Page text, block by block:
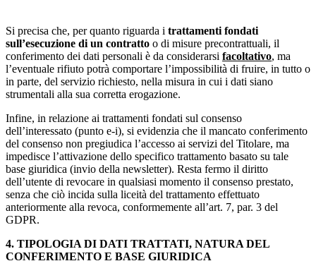
Si precisa che, per quanto riguarda i trattamenti fondati
sull’esecuzione di un contratto o di misure precontrattuali, il
conferimento dei dati personali è da considerarsi facoltativo, ma
l’eventuale rifiuto potrà comportare l’impossibilità di fruire, in tutto o
in parte, del servizio richiesto, nella misura in cui i dati siano
strumentali alla sua corretta erogazione.
Infine, in relazione ai trattamenti fondati sul consenso
dell’interessato (punto e-i), si evidenzia che il mancato conferimento
del consenso non pregiudica l’accesso ai servizi del Titolare, ma
impedisce l’attivazione dello specifico trattamento basato su tale
base giuridica (invio della newsletter). Resta fermo il diritto
dell’utente di revocare in qualsiasi momento il consenso prestato,
senza che ciò incida sulla liceità del trattamento effettuato
anteriormente alla revoca, conformemente all’art. 7, par. 3 del
GDPR.
4. TIPOLOGIA DI DATI TRATTATI, NATURA DEL
CONFERIMENTO E BASE GIURIDICA